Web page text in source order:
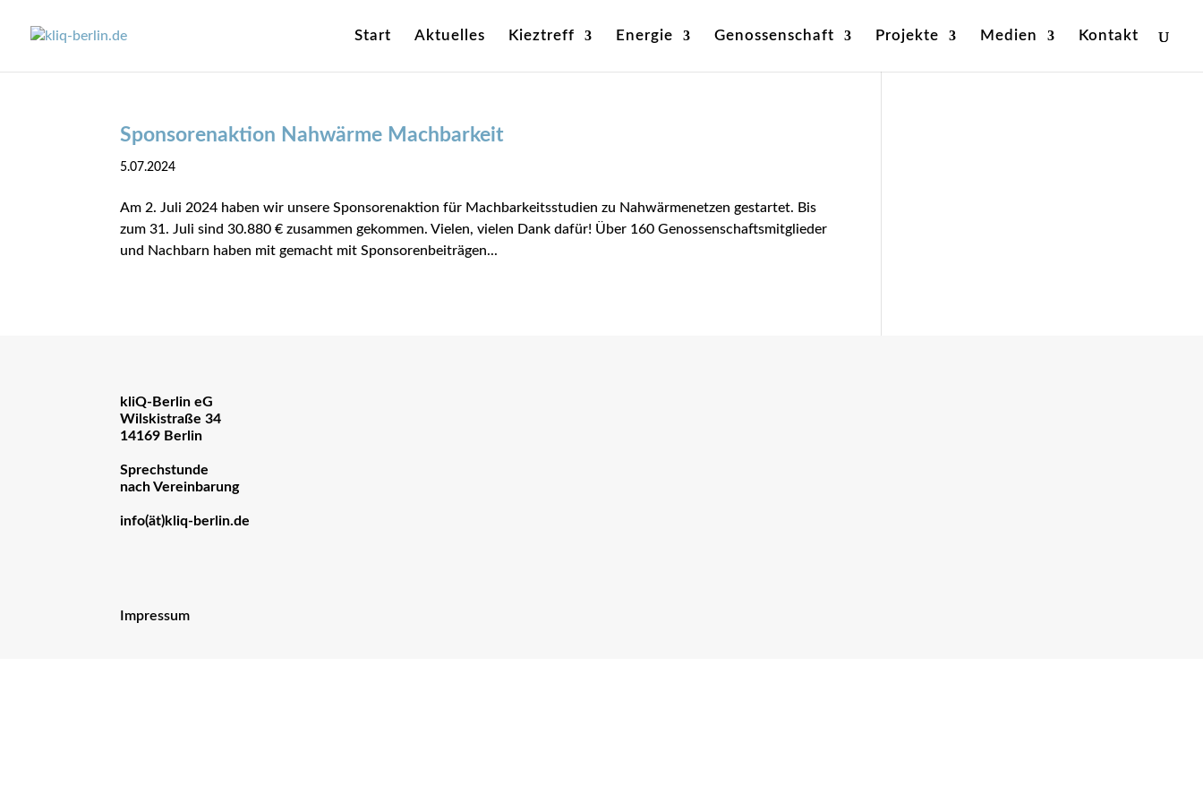
Start Aktuelles Kieztreff Energie Genossenschaft Projekte Medien Kontakt
Sponsorenaktion Nahwärme Machbarkeit
5.07.2024
Am 2. Juli 2024 haben wir unsere Sponsorenaktion für Machbarkeitsstudien zu Nahwärmenetzen gestartet. Bis
zum 31. Juli sind 30.880 € zusammen gekommen. Vielen, vielen Dank dafür! Über 160 Genossenschaftsmitglieder
und Nachbarn haben mit gemacht mit Sponsorenbeiträgen...
kliQ-Berlin eG
Wilskistraße 34
14169 Berlin
Sprechstunde
nach Vereinbarung
info(ät)kliq-berlin.de
Impressum